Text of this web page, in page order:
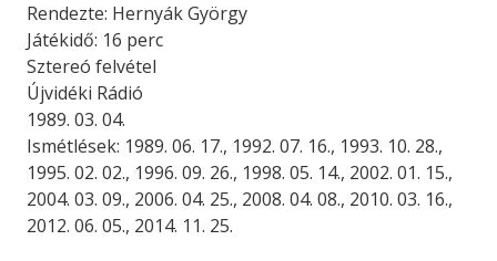
Rendezte: Hernyák György
Játékidő: 16 perc
Sztereó felvétel
Újvidéki Rádió
1989. 03. 04.
Ismétlések: 1989. 06. 17., 1992. 07. 16., 1993. 10. 28.,
1995. 02. 02., 1996. 09. 26., 1998. 05. 14., 2002. 01. 15.,
2004. 03. 09., 2006. 04. 25., 2008. 04. 08., 2010. 03. 16.,
2012. 06. 05., 2014. 11. 25.